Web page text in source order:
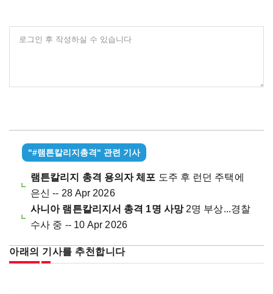
로그인 후 작성하실 수 있습니다
"#램튼칼리지총격" 관련 기사
램튼칼리지 총격 용의자 체포 도주 후 런던 주택에
은신 -- 28 Apr 2026
사니아 램튼칼리지서 총격 1명 사망2명 부상...경찰
수사 중 -- 10 Apr 2026
아래의 기사를 추천합니다